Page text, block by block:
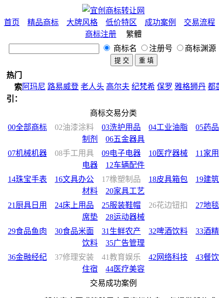
首页 精品商标 大牌风格 低价特区 成功案例
交易流程
商标注册
繁體
商标名
注册号 商标渊源
热门
索
引：
阿玛尼 路易威登 老人头 高尔夫 纪梵希 保罗 雅格狮丹 都
苹果 樱花 BOSS
休闲 女装 男装 童装 中国风 法国 意大利 美国 日本
西班牙
英国 德国 墨西哥 花化公子 公鸡
商标交易分类
00全部商标
02油漆涂料 03洗护用品 04工业油脂
05药品
制剂
06五金器具
07机械机器
08手工用具 09电子电器 10医疗器械
11家用
电器
12车辆配件
14珠宝手表
16文具办公 17橡塑制品 18皮具箱包
19建筑
材料
20家具工艺
21厨具日用
24床上用品 25服装鞋帽 26花边钮扣
27地毯
席垫
28运动器械
29食品鱼肉
30食品米面 31生鲜农产 32啤酒饮料
33酒精
饮料
35广告管理
36金融经纪
37修理安装 41教育娱乐 42网络科技
43餐饮
住宿
44医疗美容
交易成功案例